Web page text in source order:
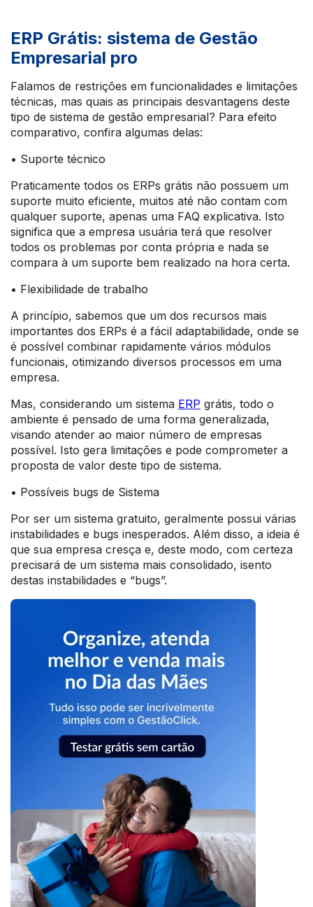
ERP Grátis: sistema de Gestão
Empresarial pro
Falamos de restrições em funcionalidades e limitações
técnicas, mas quais as principais desvantagens deste
tipo de sistema de gestão empresarial? Para efeito
comparativo, confira algumas delas:
• Suporte técnico
Praticamente todos os ERPs grátis não possuem um
suporte muito eficiente, muitos até não contam com
qualquer suporte, apenas uma FAQ explicativa. Isto
significa que a empresa usuária terá que resolver
todos os problemas por conta própria e nada se
compara à um suporte bem realizado na hora certa.
• Flexibilidade de trabalho
A princípio, sabemos que um dos recursos mais
importantes dos ERPs é a fácil adaptabilidade, onde se
é possível combinar rapidamente vários módulos
funcionais, otimizando diversos processos em uma
empresa.
Mas, considerando um sistema ERP grátis, todo o
ambiente é pensado de uma forma generalizada,
visando atender ao maior número de empresas
possível. Isto gera limitações e pode comprometer a
proposta de valor deste tipo de sistema.
• Possíveis bugs de Sistema
Por ser um sistema gratuito, geralmente possui várias
instabilidades e bugs inesperados. Além disso, a ideia é
que sua empresa cresça e, deste modo, com certeza
precisará de um sistema mais consolidado, isento
destas instabilidades e “bugs”.